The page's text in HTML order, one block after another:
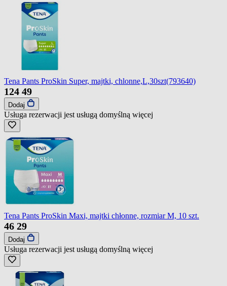
Tena Pants ProSkin Super, majtki, chlonne,L,30szt(793640)
124 49
Dodaj
Usługa rezerwacji jest usługą domyślną więcej
Tena Pants ProSkin Maxi, majtki chłonne, rozmiar M, 10 szt.
46 29
Dodaj
Usługa rezerwacji jest usługą domyślną więcej